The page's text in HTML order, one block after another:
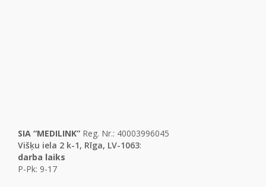
SIA “MEDILINK” Reg. Nr.: 40003996045
Višķu iela 2 k-1, Rīga, LV-1063:
darba laiks
P-Pk: 9-17